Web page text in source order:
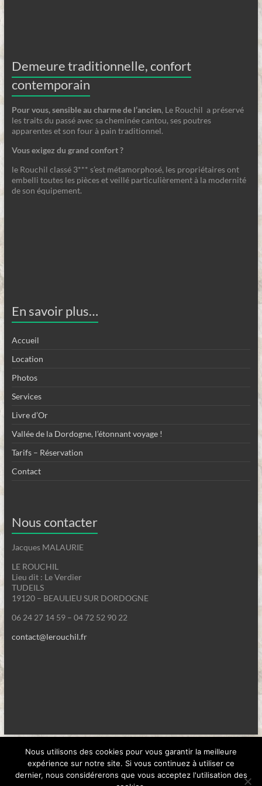
Demeure traditionnelle, confort
contemporain
Pour vous, sensible au charme de l’ancien, Le Rouchil a préservé
les traits du passé avec sa cheminée cantou, ses poutres
apparentes et son four à pain traditionnel.
Vous exigez du grand confort ?
le Rouchil classé 3*** s’est métamorphosé, les propriétaires ont
embelli toutes les pièces et veillé particulièrement à la modernité
de son équipement.
En savoir plus…
Accueil
Location
Photos
Services
Livre d’Or
Vallée de la Dordogne, l’étonnant voyage !
Tarifs – Réservation
Contact
Nous contacter
Jacques MALAURIE
LE ROUCHIL
Lieu dit : Le Verdier
TUDEILS
19120 – BEAULIEU SUR DORDOGNE
06 24 27 14 59 – 04 72 52 90 22
contact@lerouchil.fr
Copyright 2018 - Tous droits réservés - Le Rouchil "/Mentions
légales
Nous utilisons des cookies pour vous garantir la meilleure
expérience sur notre site. Si vous continuez à utiliser ce
dernier, nous considérerons que vous acceptez l'utilisation des